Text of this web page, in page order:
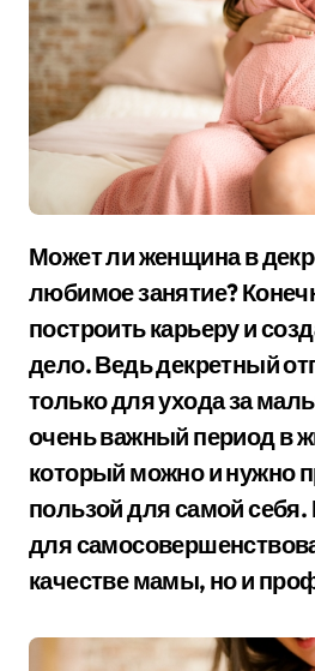
Может ли женщина в декрете найти
любимое занятие?
построить карьеру и
дело. Ведь декретный
только для ухода за
очень важный период в
который можно и нужно
пользой для самой
для
качестве мамы, но и